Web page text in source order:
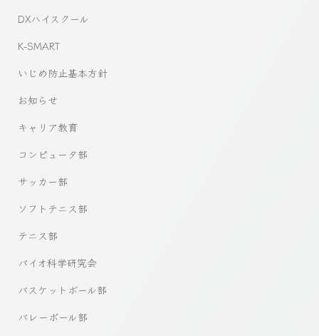
DXハイスクール
K-SMART
いじめ防止基本方針
お知らせ
キャリア教育
コンピュータ部
サッカー部
ソフトテニス部
テニス部
バイオ科学研究会
バスケットボール部
バレーボール部